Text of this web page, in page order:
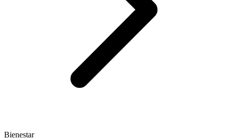
Bienestar